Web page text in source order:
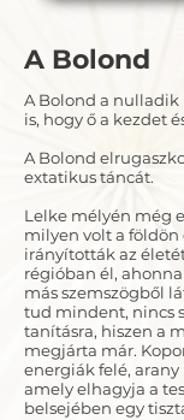
A Bolond
A Bolond a
is, hogy ő a kezdet
A Bolond
extatikus táncát.
Lelke mélyén még
milyen volt a
irányították az
régióban él,
más szemszögből
tud mindent, nincs
tanításra, hiszen a
megjárta már.
energiák felé, arany
amely elhagyja a
belsejében egy